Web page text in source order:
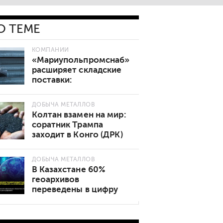
ТЕМЕ
КОМПАНИИ
«Мариупольпромснаб»
расширяет складские
поставки:
стали теперь в наличии
ДОБЫЧА МЕТАЛЛОВ
Колтан взамен на мир:
соратник Трампа
заходит в Конго (ДРК)
ДОБЫЧА МЕТАЛЛОВ
В Казахстане 60%
геоархивов
переведены в цифру